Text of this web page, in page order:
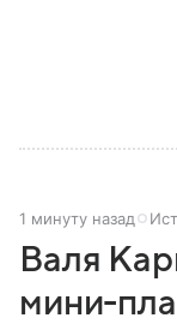
1 минуту назад
Валя
мини-